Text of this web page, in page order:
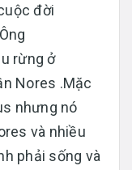
đời
rừng ở
Nores .Mặc
nhưng nó
và nhiều
phải sống và